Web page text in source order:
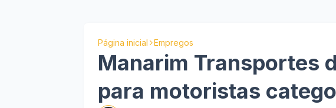
Página inicial Empregos
Manarim Transportes
para motoristas